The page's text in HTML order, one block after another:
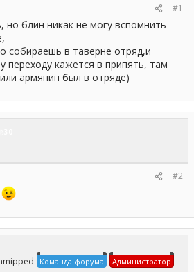
#1
но блин никак не могу вспомнить
собираешь в таверне отряд,и
переходу кажется в припять, там
армянин был в отряде)
#2
Команда форума Администратор